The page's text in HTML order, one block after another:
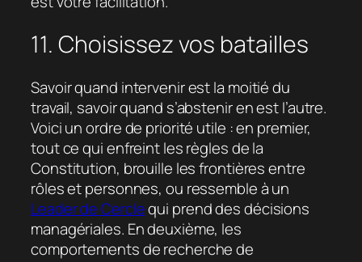
11. Choisissez vos batailles
Savoir quand intervenir est la moitié du
travail, savoir quand s’abstenir en est l’autre.
Voici un ordre de priorité utile : en premier,
tout ce qui enfreint les règles de la
Constitution, brouille les frontières entre
rôles et personnes, ou ressemble à un
Leader de Cerclequi prend des décisions
managériales. En deuxième, les
comportements de recherche de